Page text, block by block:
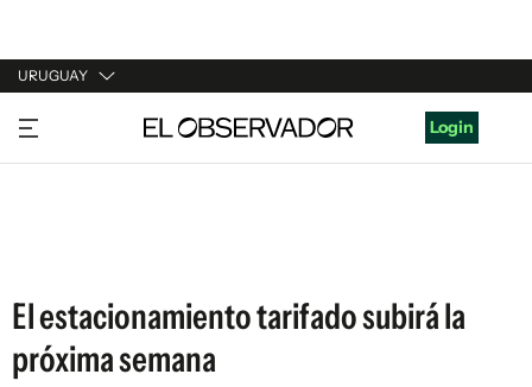
URUGUAY
URUGUAY
ARGENTINA
Login
El estacionamiento tarifado subirá la
próxima semana